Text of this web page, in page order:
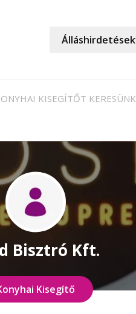
Álláshirdetések
KISEGÍTŐT
Bisztró Kft.
Kisegítő